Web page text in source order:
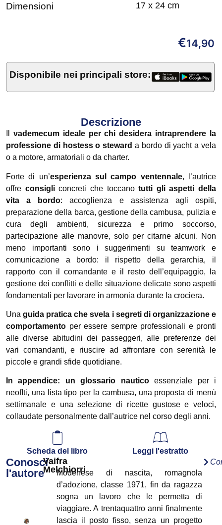
Dimensioni 17 x 24 cm
€14,90
Disponibile nei principali store:
Descrizione
vademecum ideale per chi desidera intraprendere la
professione di hostess o steward a bordo di yacht a vela
o a motore, armatoriali o da charter.
Forte di un’esperienza sul campo ventennale, l’autrice
offre consigliconcreti che toccanotutti gli aspetti della
vita a bordo: accoglienza e assistenza agli ospiti,
preparazione della barca, gestione della cambusa, pulizia e
cura degli ambienti, sicurezza e primo soccorso,
partecipazione alle manovre, solo per citarne alcuni. Non
meno importanti sono i suggerimenti su teamwork e
comunicazione a bordo: il rispetto della gerarchia, il
rapporto con il comandante e il resto dell’equipaggio, la
gestione dei conflitti e delle situazione delicate sono aspetti
fondamentali per lavorare in armonia durante la crociera.
Unaguida pratica che svela i segreti di organizzazione e
comportamento per essere sempre professionali e pronti
alle diverse abitudini dei passeggeri, alle preferenze dei
vari comandanti, e riuscire ad affrontare con serenità le
piccole e grandi sfide quotidiane.
In appendice: un glossario nauticoessenziale per i
neofIti, una lista tipo per la cambusa, una proposta di menù
settimanale e una selezione di ricette gustose e veloci,
collaudate personalmente dall’autrice nel corso degli anni.
Scheda del libro Leggi l'estratto
Conosci
l'autore
Vaifra
Melchiorri
Modenese di nascita, romagnola
d’adozione, classe 1971, fin da ragazza
sogna un lavoro che le permetta di
viaggiare. A trentaquattro anni finalmente
lascia il posto fisso, senza un progetto